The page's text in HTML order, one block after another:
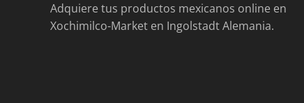
Adquiere tus productos mexicanos online en
Xochimilco-Market en Ingolstadt Alemania.